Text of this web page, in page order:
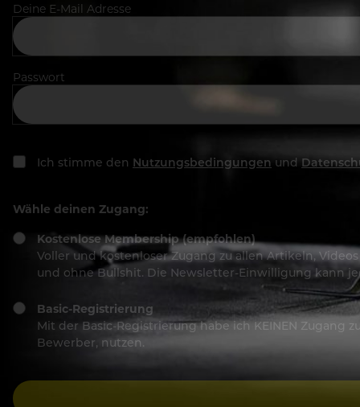
Deine E-Mail Adresse
Passwort
Ich stimme den Nutzungsbedingungen und
Wähle deinen Zugang:
Kostenlose Membership (empfohlen)
Voller und kostenloser Zugang zu allen Artikeln,
und ohne Bullshit. Die Newsletter-Einwilligung kann
Basic-Registrierung
Mit der Basic-Registrierung habe ich KEINEN Zugang
Bewerber, nutzen.